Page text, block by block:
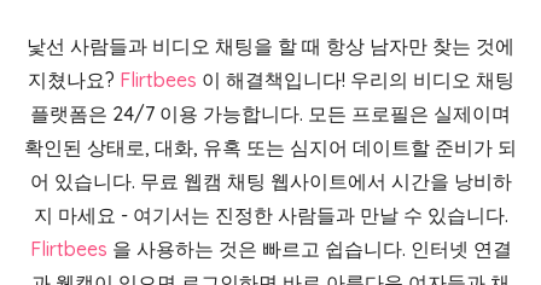
낯선 사람들과 비디오 채팅을 할 때 항상 남자만 찾는 것에
지쳤나요? Flirtbees 이 해결책입니다! 우리의 비디오 채팅
플랫폼은 24/7 이용 가능합니다. 모든 프로필은 실제이며
확인된 상태로, 대화, 유혹 또는 심지어 데이트할 준비가 되
어 있습니다. 무료 웹캠 채팅 웹사이트에서 시간을 낭비하
지 마세요 - 여기서는 진정한 사람들과 만날 수 있습니다.
Flirtbees 을 사용하는 것은 빠르고 쉽습니다. 인터넷 연결